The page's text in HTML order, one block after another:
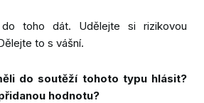
toho dát. Udělejte si rizikovou
to s vášní.
do soutěží tohoto typu hlásit?
hodnotu?